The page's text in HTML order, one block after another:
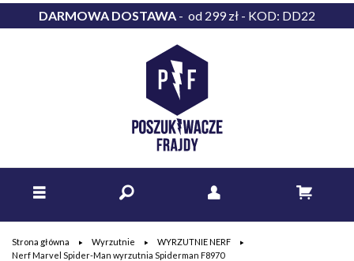
DARMOWA DOSTAWA - od 299 zł - KOD: DD22
Strona główna Wyrzutnie
WYRZUTNIE NERF
Nerf Marvel Spider-Man wyrzutnia Spiderman F8970